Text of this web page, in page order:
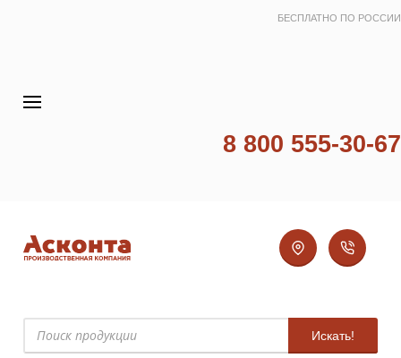
БЕСПЛАТНО ПО РОССИИ
8 800 555-30-67
Искать!